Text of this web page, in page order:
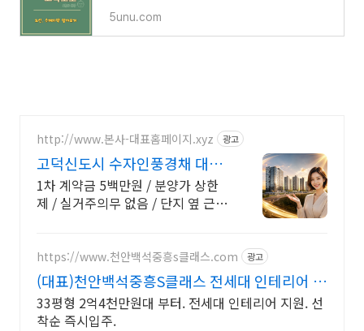
5unu.com
http://www.본사-대표홈페이지.xyz 광고
고덕신도시 수자인풍경채 대표
24시간 전문상담사 직통번호
1차 계약금 5백만원 / 분양가 상한
제 / 실거주의무 없음 / 단지 옆 근린
https://www.천안백석중흥s클래스.com 광고
(대표)천안백석중흥S클래스 전세대 인테리어 지
원
33평형 2억4천만원대 부터. 전세대 인테리어 지원. 선
착순 즉시입주.